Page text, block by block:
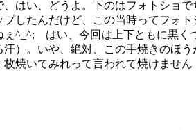
、はい、どうよ。下のはフォトショで
プしたんだけど、この当時ってフォト
ぇ^_^; はい、今回は上下ともに黒く
汗）。いや、絶対、この手焼きのほう
枚焼いてみれって言われて焼けません